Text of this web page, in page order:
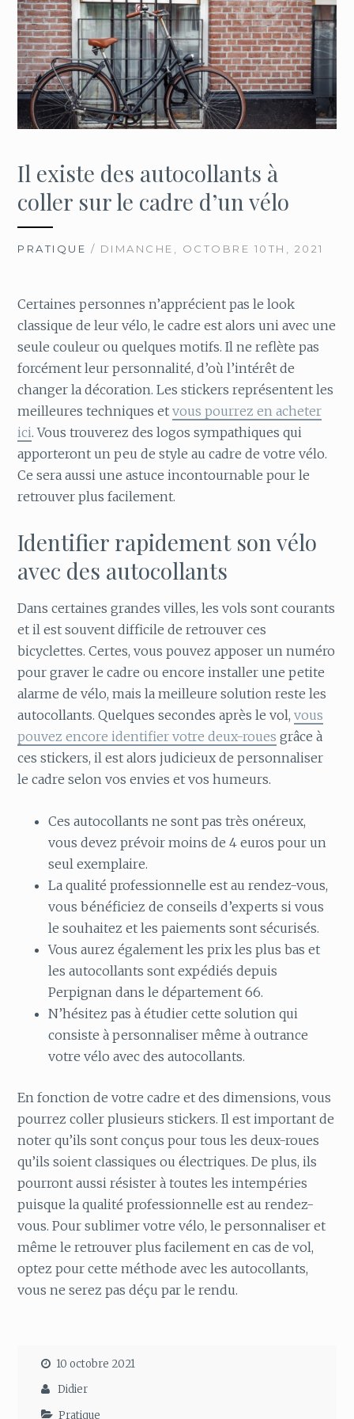
Il existe des autocollants à
coller sur le cadre d’un vélo
PRATIQUE / DIMANCHE, OCTOBRE 10TH, 2021
Certaines personnes n’apprécient pas le look
classique de leur vélo, le cadre est alors uni avec une
seule couleur ou quelques motifs. Il ne reflète pas
forcément leur personnalité, d’où l’intérêt de
changer la décoration. Les stickers représentent les
meilleures techniques etvous pourrez en acheter
ici. Vous trouverez des logos sympathiques qui
apporteront un peu de style au cadre de votre vélo.
Ce sera aussi une astuce incontournable pour le
retrouver plus facilement.
Identifier rapidement son vélo
avec des autocollants
Dans certaines grandes villes, les vols sont courants
et il est souvent difficile de retrouver ces
bicyclettes. Certes, vous pouvez apposer un numéro
pour graver le cadre ou encore installer une petite
alarme de vélo, mais la meilleure solution reste les
autocollants. Quelques secondes après le vol,vous
pouvez encore identifier votre deux-roues grâce à
ces stickers, il est alors judicieux de personnaliser
le cadre selon vos envies et vos humeurs.
Ces autocollants ne sont pas très onéreux,
vous devez prévoir moins de 4 euros pour un
seul exemplaire.
La qualité professionnelle est au rendez-vous,
vous bénéficiez de conseils d’experts si vous
le souhaitez et les paiements sont sécurisés.
Vous aurez également les prix les plus bas et
les autocollants sont expédiés depuis
Perpignan dans le département 66.
N’hésitez pas à étudier cette solution qui
consiste à personnaliser même à outrance
votre vélo avec des autocollants.
En fonction de votre cadre et des dimensions, vous
pourrez coller plusieurs stickers. Il est important de
noter qu’ils sont conçus pour tous les deux-roues
qu’ils soient classiques ou électriques. De plus, ils
pourront aussi résister à toutes les intempéries
puisque la qualité professionnelle est au rendez-
vous. Pour sublimer votre vélo, le personnaliser et
même le retrouver plus facilement en cas de vol,
optez pour cette méthode avec les autocollants,
vous ne serez pas déçu par le rendu.
10 octobre 2021
Didier
Pratique